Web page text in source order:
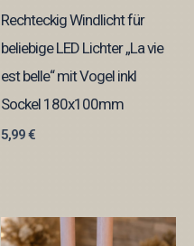
Rechteckig Windlicht für
beliebige LED Lichter „La vie
est belle“ mit Vogel inkl
Sockel 180x100mm
5,99€